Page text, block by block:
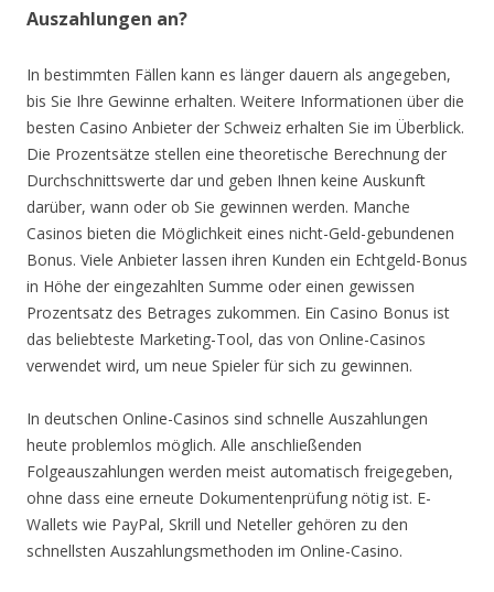
Auszahlungen an?
In bestimmten Fällen kann es länger dauern als angegeben,
bis Sie Ihre Gewinne erhalten. Weitere Informationen über die
besten Casino Anbieter der Schweiz erhalten Sie im Überblick.
Die Prozentsätze stellen eine theoretische Berechnung der
Durchschnittswerte dar und geben Ihnen keine Auskunft
darüber, wann oder ob Sie gewinnen werden. Manche
Casinos bieten die Möglichkeit eines nicht-Geld-gebundenen
Bonus. Viele Anbieter lassen ihren Kunden ein Echtgeld-Bonus
in Höhe der eingezahlten Summe oder einen gewissen
Prozentsatz des Betrages zukommen. Ein Casino Bonus ist
das beliebteste Marketing-Tool, das von Online-Casinos
verwendet wird, um neue Spieler für sich zu gewinnen.
In deutschen Online-Casinos sind schnelle Auszahlungen
heute problemlos möglich. Alle anschließenden
Folgeauszahlungen werden meist automatisch freigegeben,
ohne dass eine erneute Dokumentenprüfung nötig ist. E-
Wallets wie PayPal, Skrill und Neteller gehören zu den
schnellsten Auszahlungsmethoden im Online-Casino.